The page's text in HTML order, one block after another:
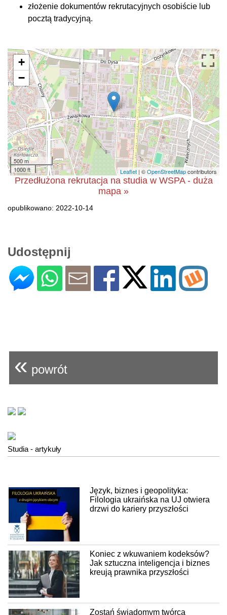
złożenie dokumentów rekrutacyjnych osobiście lub
pocztą tradycyjną.
+
−
500 m
1000 ft
Leaflet | ©OpenStreetMapcontributors
Przedłużona rekrutacja na studia w WSPA - duża
mapa »
opublikowano: 2022-10-14
Udostępnij
« powrót
Studia - artykuły
Język, biznes i geopolityka:
Filologia ukraińska na UJ otwiera
drzwi do kariery przyszłości
Koniec z wkuwaniem kodeksów?
Jak sztuczna inteligencja i biznes
kreują prawnika przyszłości
Zostań świadomym twórcą